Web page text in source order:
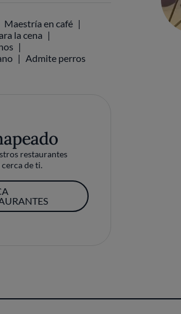
Maestría en café
la cena
Admite perros
restaurantes
de ti.